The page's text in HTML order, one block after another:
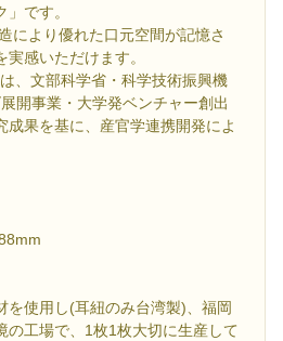
です。
により優れた口元空間が記憶さ
感いただけます。
、文部科学省・科学技術振興機
開事業・大学発ベンチャー創出
成果を基に、産官学連携開発によ
を使用し(耳紐のみ台湾製)、福岡
の工場で、1枚1枚大切に生産して